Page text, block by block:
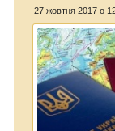
27 жовтня 2017 о